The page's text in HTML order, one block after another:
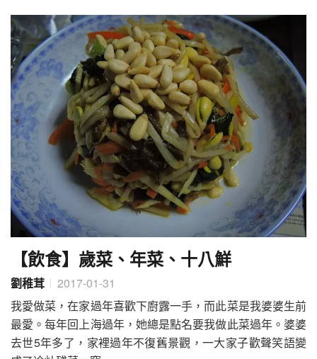
【飲食】歲菜、年菜、十八鮮
劉稚茸
2017-01-31
我愛做菜，在家過年喜歡下廚露一手，而此菜是我婆婆生前
最愛。每年回上海過年，她總是點名要我做此菜過年。婆婆
去世5年多了，家裡過年不復舊景觀，一大家子歡聲笑語變